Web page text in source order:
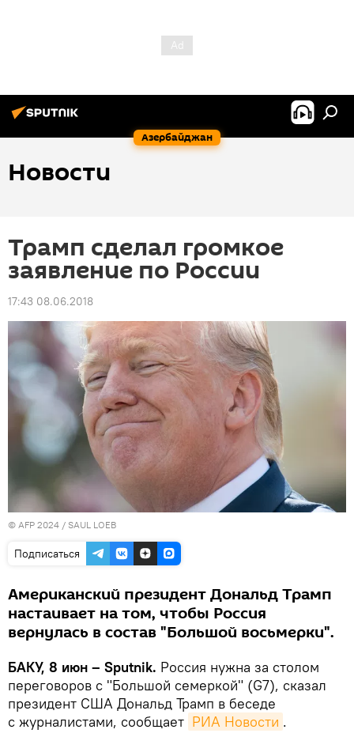
Азербайджан
Новости
Трамп сделал громкое
заявление по России
17:43 08.06.2018
© AFP 2024 / SAUL LOEB
Подписаться
Американский президент Дональд Трамп
настаивает на том, чтобы Россия
вернулась в состав "Большой восьмерки".
БАКУ, 8 июн – Sputnik. Россия нужна за столом
переговоров с "Большой семеркой" (G7), сказал
президент США Дональд Трамп в беседе
с журналистами, сообщает РИА Новости .